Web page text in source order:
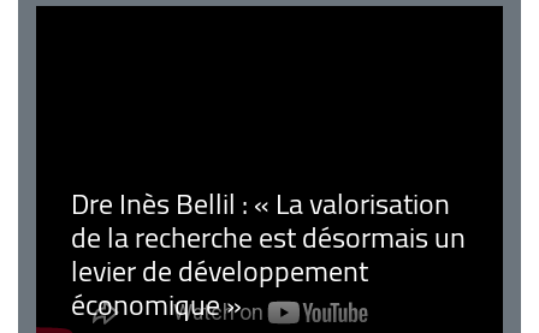
Dre Inès Bellil : « La valorisation
de la recherche est désormais un
levier de développement
économique »